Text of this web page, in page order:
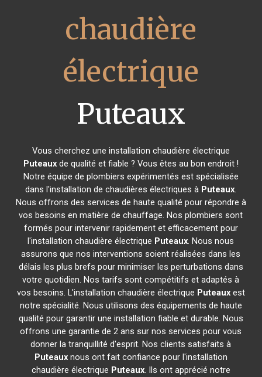
chaudière
électrique
Puteaux
Vous cherchez une installation chaudière électrique
Puteauxde qualité et fiable ? Vous êtes au bon endroit !
Notre équipe de plombiers expérimentés est spécialisée
dans l'installation de chaudières électriques à Puteaux.
Nous offrons des services de haute qualité pour répondre à
vos besoins en matière de chauffage. Nos plombiers sont
formés pour intervenir rapidement et efficacement pour
l'installation chaudière électrique Puteaux. Nous nous
assurons que nos interventions soient réalisées dans les
délais les plus brefs pour minimiser les perturbations dans
votre quotidien. Nos tarifs sont compétitifs et adaptés à
vos besoins. L'installation chaudière électrique Puteauxest
notre spécialité. Nous utilisons des équipements de haute
qualité pour garantir une installation fiable et durable. Nous
offrons une garantie de 2 ans sur nos services pour vous
donner la tranquillité d'esprit. Nos clients satisfaits à
Puteauxnous ont fait confiance pour l'installation
chaudière électrique Puteaux. Ils ont apprécié notre